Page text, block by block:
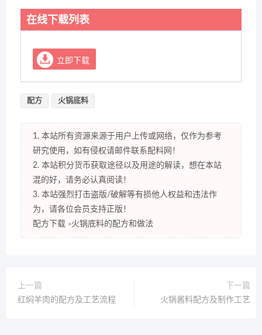
在线下载列表
立即下载
配方 火锅底料
1. 本站所有资源来源于用户上传或网络，仅作为参考
研究使用，如有侵权请邮件联系配料网！
2. 本站积分货币获取途径以及用途的解读，想在本站
混的好，请务必认真阅读！
3. 本站强烈打击盗版/破解等有损他人权益和违法作
为，请各位会员支持正版！
配方下载 >火锅底料的配方和做法
上一篇
红焖羊肉的配方及工艺流程
下一篇
火锅酱料配方及制作工艺